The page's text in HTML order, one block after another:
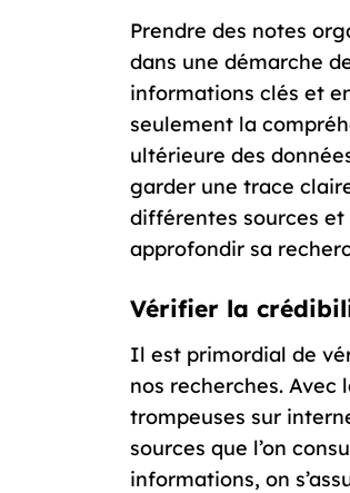
Prendre des notes
dans une démarche
informations clés et
seulement la
ultérieure des
garder une trace
différentes sources
approfondir sa
Vérifier la
Il est primordial de
nos recherches.
trompeuses sur
sources que l’on
informations, on